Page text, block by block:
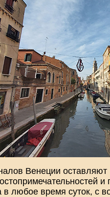
Венеции
в любое время суток, с